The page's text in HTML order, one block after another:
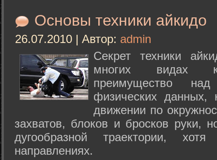
Основы техники айкидо
26.07.2010 | Автор: admin
Секрет техники
многих видах
преимущество
физических данных,
движении по
захватов, блоков и бросков руки,
дугообразной траектории,
направлениях.